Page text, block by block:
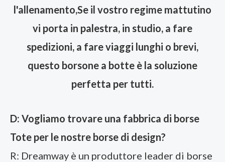
l'allenamento,Se il vostro regime mattutino
vi porta in palestra, in studio, a fare
spedizioni, a fare viaggi lunghi o brevi,
questo borsone a botte è la soluzione
perfetta per tutti.
D: Vogliamo trovare una fabbrica di borse
Tote per le nostre borse di design?
R: Dreamway è un produttore leader di borse